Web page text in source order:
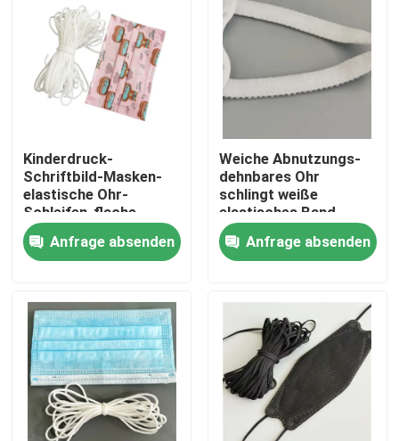
Nach Hause
Kontakte
Produkte
Kinderdruck-
Schriftbild-Masken-
elastische Ohr-
Schleifen-flache
dehnbare elastische
Schnur 3.5mm
Anfrage absenden
Weiche Abnutzungs-
dehnbares Ohr
schlingt weiße
elastisches Band-
Schnur für Maske des
Kindkf94
Anfrage absenden